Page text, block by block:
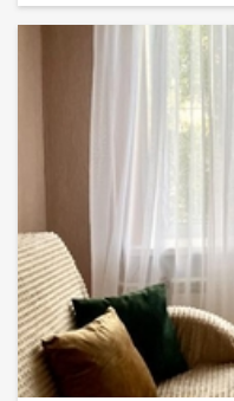
Школа 9 Иркутский
Пункты выдачи заказов
Исторический центр
рублей Ваша экономия на
ваша свобода действий:
двор никаких шумных
спокойный сон. Балкона
пространство комнаты
просторным. По
может остаться мебель и
инфраструктура: Дом
инфраструктурой
Енисейская,
шаговой доступности
удобства: рядом
продуктовые магазины,
и зон отдыха. Полную
консультацию можно
нами по телефону или
адресу: г. Иркутск, ул.